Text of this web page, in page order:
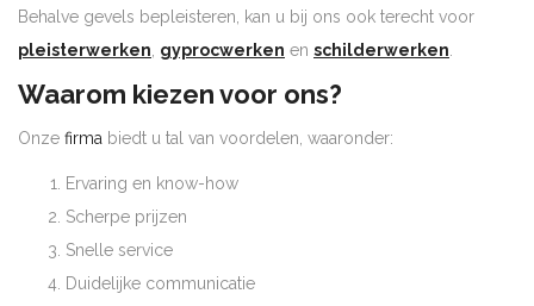
Behalve gevels bepleisteren, kan u bij ons ook terecht voor
pleisterwerken, gyprocwerken en schilderwerken.
Waarom kiezen voor ons?
Onze firma biedt u tal van voordelen, waaronder:
Ervaring en know-how
Scherpe prijzen
Snelle service
Duidelijke communicatie